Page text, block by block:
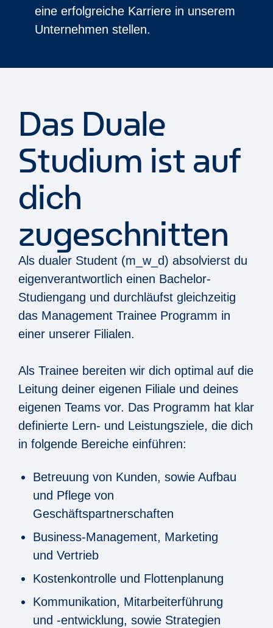
eine erfolgreiche Karriere in unserem
Unternehmen stellen.
Das Duale
Studium ist auf
dich
zugeschnitten
Als dualer Student (m_w_d) absolvierst du
eigenverantwortlich einen Bachelor-
Studiengang und durchläufst gleichzeitig
das Management Trainee Programm in
einer unserer Filialen.
Als Trainee bereiten wir dich optimal auf die
Leitung deiner eigenen Filiale und deines
eigenen Teams vor. Das Programm hat klar
definierte Lern- und Leistungsziele, die dich
in folgende Bereiche einführen:
Betreuung von Kunden, sowie Aufbau
und Pflege von
Geschäftspartnerschaften
Business-Management, Marketing
und Vertrieb
Kostenkontrolle und Flottenplanung
Kommunikation, Mitarbeiterführung
und -entwicklung, sowie Strategien